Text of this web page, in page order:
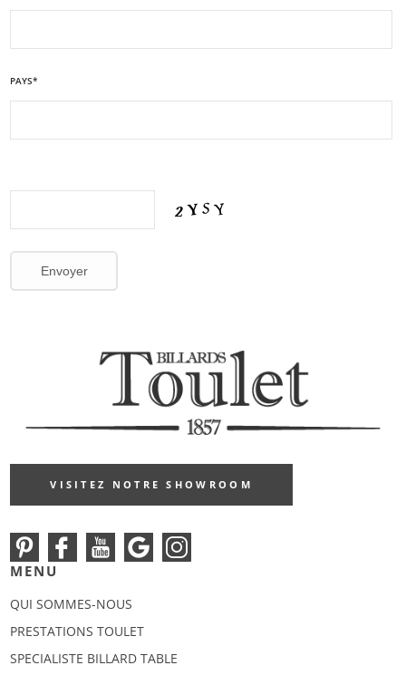
PAYS*
VISITEZ NOTRE SHOWROOM
MENU
QUI SOMMES-NOUS
PRESTATIONS TOULET
SPECIALISTE BILLARD TABLE